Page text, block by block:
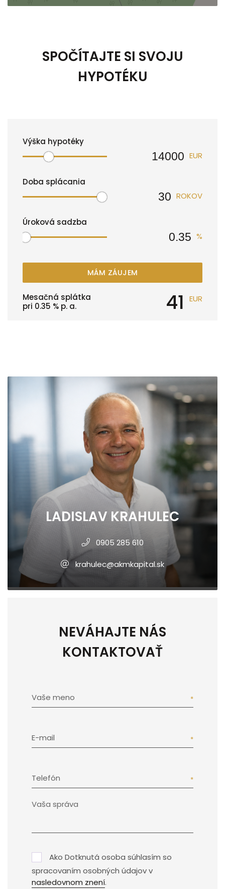
SPOČÍTAJTE SI SVOJU
HYPOTÉKU
Výška hypotéky
EUR
Doba splácania
ROKOV
Úroková sadzba
%
MÁM ZÁUJEM
Mesačná splátka
pri 0.35 % p. a. 41 EUR
LADISLAV KRAHULEC
0905 285 610
krahulec@akmkapital.sk
NEVÁHAJTE NÁS
KONTAKTOVAŤ
Vaše meno
E-mail
Telefón
Ako Dotknutá osoba súhlasím so
spracovaním osobných údajov v
nasledovnom znení.